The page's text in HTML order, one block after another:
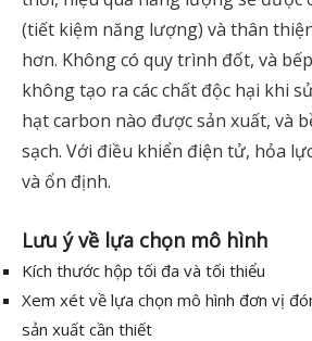
(tiết kiệm năng lượng) và thân
hơn. Không có quy trình đốt, và
không tạo ra các chất độc hại khi
hạt carbon nào được sản xuất, và
sạch. Với điều khiển điện tử, hỏa
và ổn định.
Lưu ý về lựa chọn mô hình
Kích thước hộp tối đa và tối thiểu
Xem xét về lựa chọn mô hình đơn vị
sản xuất cần thiết